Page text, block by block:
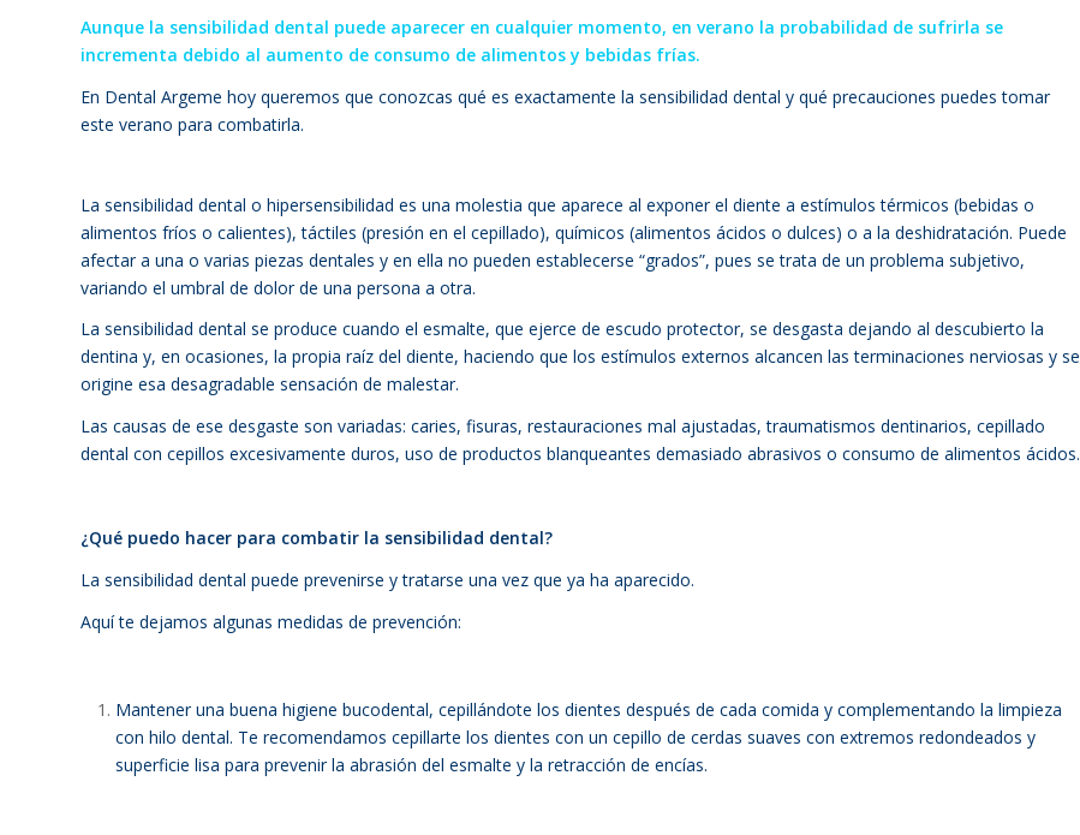
Aunque la sensibilidad dental puede aparecer en cualquier momento, en verano la probabilidad de sufrirla se
incrementa debido al aumento de consumo de alimentos y bebidas frías.
En Dental Argeme hoy queremos que conozcas qué es exactamente la sensibilidad dental y qué precauciones puedes tomar
este verano para combatirla.
La sensibilidad dental o hipersensibilidad es una molestia que aparece al exponer el diente a estímulos térmicos (bebidas o
alimentos fríos o calientes), táctiles (presión en el cepillado), químicos (alimentos ácidos o dulces) o a la deshidratación. Puede
afectar a una o varias piezas dentales y en ella no pueden establecerse “grados”, pues se trata de un problema subjetivo,
variando el umbral de dolor de una persona a otra.
La sensibilidad dental se produce cuando el esmalte, que ejerce de escudo protector, se desgasta dejando al descubierto la
dentina y, en ocasiones, la propia raíz del diente, haciendo que los estímulos externos alcancen las terminaciones nerviosas y se
origine esa desagradable sensación de malestar.
Las causas de ese desgaste son variadas: caries, fisuras, restauraciones mal ajustadas, traumatismos dentinarios, cepillado
dental con cepillos excesivamente duros, uso de productos blanqueantes demasiado abrasivos o consumo de alimentos ácidos.
¿Qué puedo hacer para combatir la sensibilidad dental?
La sensibilidad dental puede prevenirse y tratarse una vez que ya ha aparecido.
Aquí te dejamos algunas medidas de prevención:
Mantener una buena higiene bucodental, cepillándote los dientes después de cada comida y complementando la limpieza
con hilo dental. Te recomendamos cepillarte los dientes con un cepillo de cerdas suaves con extremos redondeados y
superficie lisa para prevenir la abrasión del esmalte y la retracción de encías.